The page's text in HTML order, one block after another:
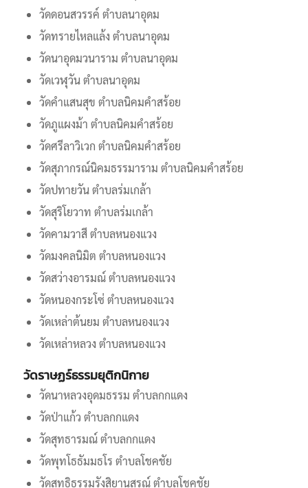
วัดดอนสวรรค์ ตำบลนาอุดม
วัดทรายไหลแล้ง ตำบลนาอุดม
วัดนาอุดมวนาราม ตำบลนาอุดม
วัดเวฬุวัน ตำบลนาอุดม
วัดคำแสนสุข ตำบลนิคมคำสร้อย
วัดภูแผงม้า ตำบลนิคมคำสร้อย
วัดศรีลาวิเวก ตำบลนิคมคำสร้อย
วัดสุภากรณ์นิคมธรรมาราม ตำบลนิคมคำสร้อย
วัดปทายวัน ตำบลร่มเกล้า
วัดสุริโยวาท ตำบลร่มเกล้า
วัดคามวาสี ตำบลหนองแวง
วัดมงคลนิมิต ตำบลหนองแวง
วัดสว่างอารมณ์ ตำบลหนองแวง
วัดหนองกระโซ่ ตำบลหนองแวง
วัดเหล่าต้นยม ตำบลหนองแวง
วัดเหล่าหลวง ตำบลหนองแวง
วัดราษฏร์ธรรมยุติกนิกาย
วัดนาหลวงอุดมธรรม ตำบลกกแดง
วัดป่าแก้ว ตำบลกกแดง
วัดสุทธารมณ์ ตำบลกกแดง
วัดพุทโธธัมมธโร ตำบลโชคชัย
วัดสุทธิธรรมรังสิยานุสรณ์ ตำบลโชคชัย